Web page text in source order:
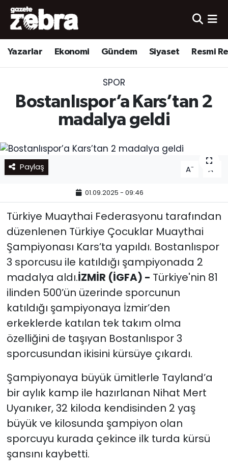
Yazarlar Ekonomi Gündem Siyaset Resmi
SPOR
Bostanlıspor’a Kars’tan 2
madalya geldi
Paylaş A- A
01.09.2025 - 09:46
Türkiye Muaythai Federasyonu tarafından
düzenlenen Türkiye Çocuklar Muaythai
Şampiyonası Kars’ta yapıldı. Bostanlıspor
3 sporcusu ile katıldığı şampiyonada 2
madalya aldı.İZMİR (İGFA) - Türkiye'nin 81
ilinden 500’ün üzerinde sporcunun
katıldığı şampiyonaya İzmir’den
erkeklerde katılan tek takım olma
özelliğini de taşıyan Bostanlıspor 3
sporcusundan ikisini kürsüye çıkardı.
Şampiyonaya büyük ümitlerle Tayland’a
bir aylık kamp ile hazırlanan Nihat Mert
Uyanıker, 32 kiloda kendisinden 2 yaş
büyük ve kilosunda şampiyon olan
sporcuyu kurada çekince ilk turda kürsü
şansını kaybetti.
Yazarlar
Ekonomi
Spor
Nöbetçi Eczaneler
Hava Durumu
Süper Lig Puan Durumu ve Fikstür
Tüm Manşetler
Son Dakika Haberleri
Haber Arşivi